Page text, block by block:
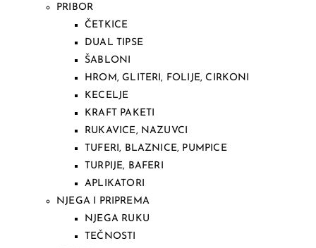
PRIBOR
ČETKICE
DUAL TIPSE
ŠABLONI
HROM, GLITERI, FOLIJE, CIRKONI
KECELJE
KRAFT PAKETI
RUKAVICE, NAZUVCI
TUFERI, BLAZNICE, PUMPICE
TURPIJE, BAFERI
APLIKATORI
NJEGA I PRIPREMA
NJEGA RUKU
TEČNOSTI